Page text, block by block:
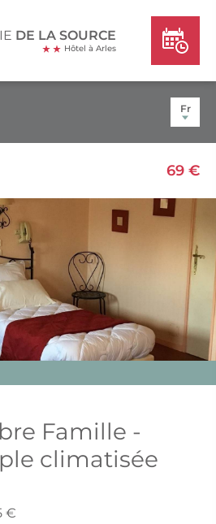
DE LA SOURCE
Hôtel à Arles
Fr
69 €
Famille -
climatisée
€